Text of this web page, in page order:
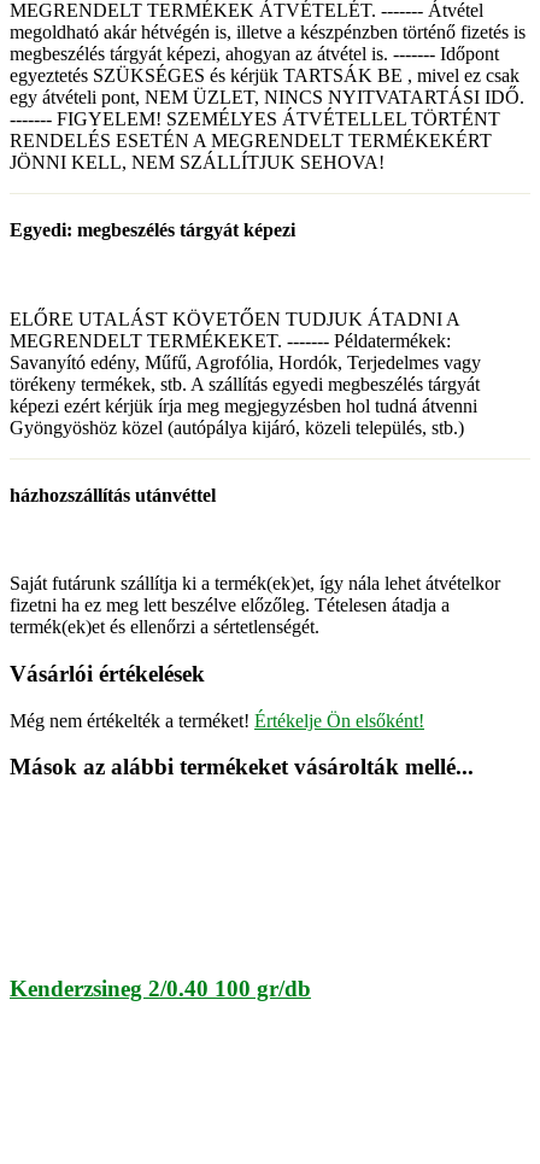
MEGRENDELT TERMÉKEK ÁTVÉTELÉT. ------- Átvétel
megoldható akár hétvégén is, illetve a készpénzben történő fizetés is
megbeszélés tárgyát képezi, ahogyan az átvétel is. ------- Időpont
egyeztetés SZÜKSÉGES és kérjük TARTSÁK BE , mivel ez csak
egy átvételi pont, NEM ÜZLET, NINCS NYITVATARTÁSI IDŐ.
------- FIGYELEM! SZEMÉLYES ÁTVÉTELLEL TÖRTÉNT
RENDELÉS ESETÉN A MEGRENDELT TERMÉKEKÉRT
JÖNNI KELL, NEM SZÁLLÍTJUK SEHOVA!
Egyedi: megbeszélés tárgyát képezi
ELŐRE UTALÁST KÖVETŐEN TUDJUK ÁTADNI A
MEGRENDELT TERMÉKEKET. ------- Példatermékek:
Savanyító edény, Műfű, Agrofólia, Hordók, Terjedelmes vagy
törékeny termékek, stb. A szállítás egyedi megbeszélés tárgyát
képezi ezért kérjük írja meg megjegyzésben hol tudná átvenni
Gyöngyöshöz közel (autópálya kijáró, közeli település, stb.)
házhozszállítás utánvéttel
Saját futárunk szállítja ki a termék(ek)et, így nála lehet átvételkor
fizetni ha ez meg lett beszélve előzőleg. Tételesen átadja a
termék(ek)et és ellenőrzi a sértetlenségét.
Vásárlói értékelések
Még nem értékelték a terméket! Értékelje Ön elsőként!
Mások az alábbi termékeket vásárolták mellé...
Kenderzsineg 2/0.40 100 gr/db